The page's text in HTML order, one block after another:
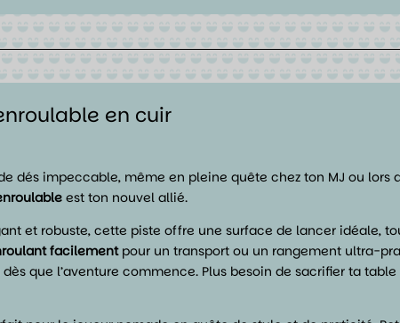
en cuir
dés impeccable, même en pleine quête chez ton MJ ou lors
est ton nouvel allié.
et robuste, cette piste offre une surface de lancer idéale,
facilementpour un transport ou un rangement ultra-
que l’aventure commence. Plus besoin de sacrifier ta